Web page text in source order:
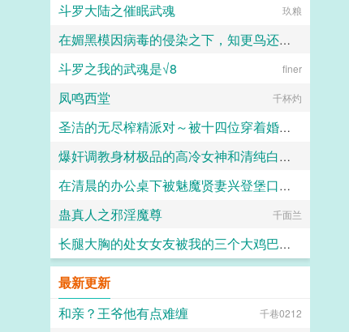
斗罗大陆之催眠武魂 玖粮
在媚黑模因病毒的侵染之下，知更鸟还是恶堕成了黑爹的媚黑母猪
人头木321
斗罗之我的武魂是√8 finer
凤鸣西堂 千杯灼
圣洁的无尽榨精派对～被十四位穿着婚纱的舰娘新娘们在教堂内献上身体的集体婚礼～
火锅气候
爆奸调教身材极品的高冷女神和清纯白袜甜妹留学生，射满她们的鞋柜里的高跟鞋和小皮鞋
在清晨的办公桌下被魅魔贤妻兴登堡口交，夜晚在宴会厅角落的鞋交
火锅气候
蛊真人之邪淫魔尊 千面兰
长腿大胸的处女女友被我的三个大鸡巴室友轮番调教，狠狠灌精直到怀孕
最新更新
和亲？王爷他有点难缠
千巷0212